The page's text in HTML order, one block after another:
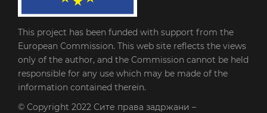
This project has been funded with support from the
European Commission. This web site reflects the views
only of the author, and the Commission cannot be held
responsible for any use which may be made of the
information contained therein.
© Copyright 2022 Сите права задржани –